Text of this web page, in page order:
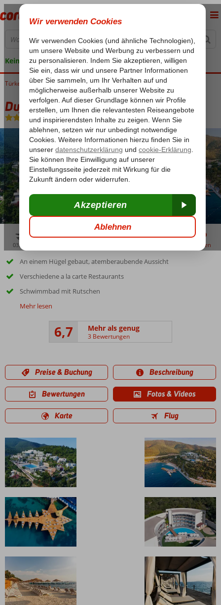
Keine versteckten Kosten
Home
Türkei Ägäische Küste Bodrum Guvercinlik Duja Bodrum
Duja Bodrum
Ultra All Inclusive-Hotel
03:30 merken
An einem Hügel gebaut, atemberaubende Aussicht
Verschiedene a la carte Restaurants
Schwimmbad mit Rutschen
Mehr lesen
6,7 Mehr als genug
3 Bewertungen
Preise & Buchung Beschreibung
Bewertungen Fotos & Videos
Karte Flug